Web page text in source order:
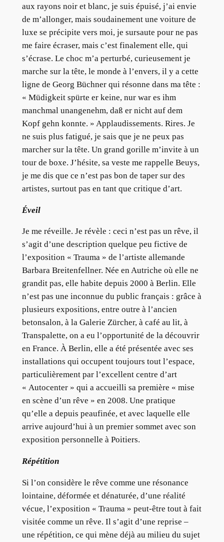
aux rayons noir et blanc, je suis épuisé, j’ai envie
de m’allonger, mais soudainement une voiture de
luxe se précipite vers moi, je sursaute pour ne pas
me faire écraser, mais c’est finalement elle, qui
s’écrase. Le choc m’a perturbé, curieusement je
marche sur la tête, le monde à l’envers, il y a cette
ligne de Georg Büchner qui résonne dans ma tête :
« Müdigkeit spürte er keine, nur war es ihm
manchmal unangenehm, daß er nicht auf dem
Kopf gehn konnte. » Applaudissements. Rires. Je
ne suis plus fatigué, je sais que je ne peux pas
marcher sur la tête. Un grand gorille m’invite à un
tour de boxe. J’hésite, sa veste me rappelle Beuys,
je me dis que ce n’est pas bon de taper sur des
artistes, surtout pas en tant que critique d’art.
Éveil
Je me réveille. Je révèle : ceci n’est pas un rêve, il
s’agit d’une description quelque peu fictive de
l’exposition « Trauma » de l’artiste allemande
Barbara Breitenfellner. Née en Autriche où elle ne
grandit pas, elle habite depuis 2000 à Berlin. Elle
n’est pas une inconnue du public français : grâce à
plusieurs expositions, entre outre à l’ancien
betonsalon, à la Galerie Zürcher, à café au lit, à
Transpalette, on a eu l’opportunité de la découvrir
en France. À Berlin, elle a été présentée avec ses
installations qui occupent toujours tout l’espace,
particulièrement par l’excellent centre d’art
« Autocenter » qui a accueilli sa première « mise
en scène d’un rêve » en 2008. Une pratique
qu’elle a depuis peaufinée, et avec laquelle elle
arrive aujourd’hui à un premier sommet avec son
exposition personnelle à Poitiers.
Répétition
Si l’on considère le rêve comme une résonance
lointaine, déformée et dénaturée, d’une réalité
vécue, l’exposition « Trauma » peut-être tout à fait
visitée comme un rêve. Il s’agit d’une reprise –
une répétition, ce qui mène déjà au milieu du sujet